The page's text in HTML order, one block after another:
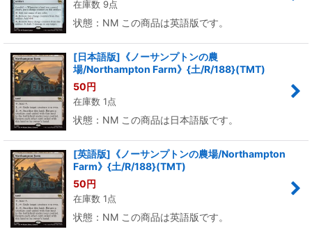
在庫数 9点
状態：NM この商品は英語版です。
[日本語版]《ノーサンプトンの農
場/Northampton Farm》{土/R/188}(TMT)
50円
在庫数 1点
状態：NM この商品は日本語版です。
[英語版]《ノーサンプトンの農場/Northampton
Farm》{土/R/188}(TMT)
50円
在庫数 1点
状態：NM この商品は英語版です。